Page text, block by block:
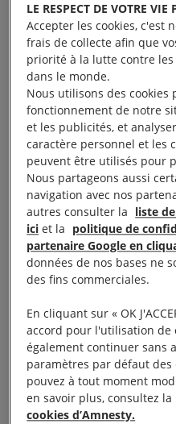
Stand d’information du
L’AJ de Marseille
festival, un stand animé
Nous aborderons le
Qatar, de la liberté
LE RESPECT DE VOTRE VIE
Accepter les cookies, c'est
frais de collecte afin que
priorité à la lutte contre
dans le monde.
Nous utilisons des cookies
fonctionnement de notre
et les publicités, et
caractère personnel et les
peuvent être utilisés pour
Nous partageons aussi
navigation avec nos
autres consulter la liste
ici et la politique de
partenaire Google en
données de nos bases ne
des fins commerciales.
En cliquant sur « OK
accord pour l'utilisation de
également continuer sans
paramètres par défaut des
pouvez à tout moment
en savoir plus, consultez la
cookies d’Amnesty.